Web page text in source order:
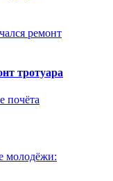
тротуара